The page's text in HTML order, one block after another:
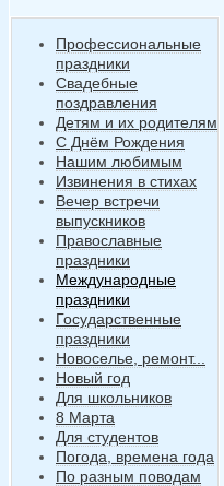
Профессиональные
праздники
Свадебные
поздравления
Детям и их родителям
С Днём Рождения
Нашим любимым
Извинения в стихах
Вечер встречи
выпускников
Православные
праздники
Международные
праздники
Государственные
праздники
Новоселье, ремонт...
Новый год
Для школьников
8 Марта
Для студентов
Погода, времена года
По разным поводам